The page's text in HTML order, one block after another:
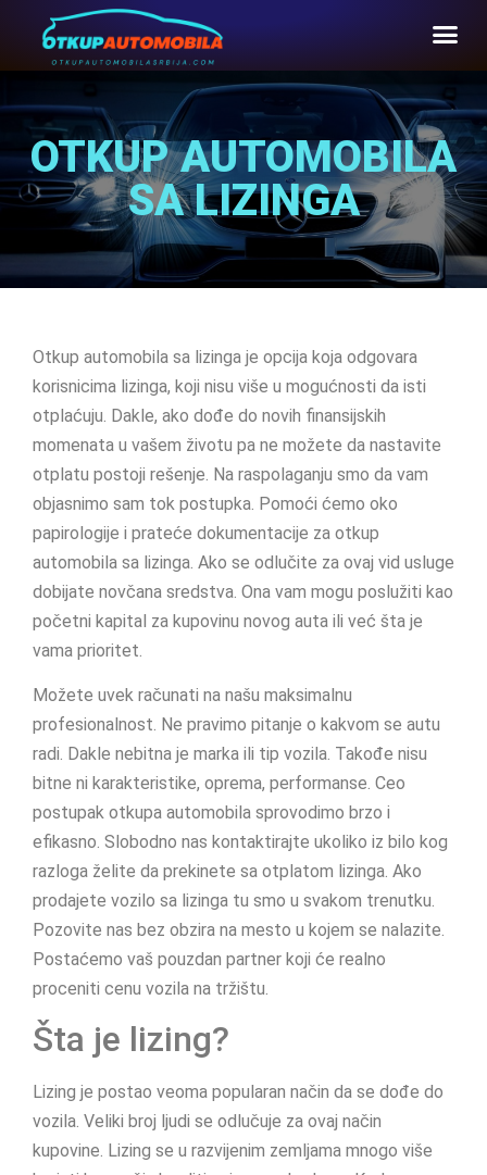
OTKUP AUTOMOBILA
SA LIZINGA
Otkup automobila sa lizinga je opcija koja odgovara
korisnicima lizinga, koji nisu više u mogućnosti da isti
otplaćuju. Dakle, ako dođe do novih finansijskih
momenata u vašem životu pa ne možete da nastavite
otplatu postoji rešenje. Na raspolaganju smo da vam
objasnimo sam tok postupka. Pomoći ćemo oko
papirologije i prateće dokumentacije za otkup
automobila sa lizinga. Ako se odlučite za ovaj vid usluge
dobijate novčana sredstva. Ona vam mogu poslužiti kao
početni kapital za kupovinu novog auta ili već šta je
vama prioritet.
Možete uvek računati na našu maksimalnu
profesionalnost. Ne pravimo pitanje o kakvom se autu
radi. Dakle nebitna je marka ili tip vozila. Takođe nisu
bitne ni karakteristike, oprema, performanse. Ceo
postupak otkupa automobila sprovodimo brzo i
efikasno. Slobodno nas kontaktirajte ukoliko iz bilo kog
razloga želite da prekinete sa otplatom lizinga. Ako
prodajete vozilo sa lizinga tu smo u svakom trenutku.
Pozovite nas bez obzira na mesto u kojem se nalazite.
Postaćemo vaš pouzdan partner koji će realno
proceniti cenu vozila na tržištu.
Šta je lizing?
Lizing je postao veoma popularan način da se dođe do
vozila. Veliki broj ljudi se odlučuje za ovaj način
kupovine. Lizing se u razvijenim zemljama mnogo više